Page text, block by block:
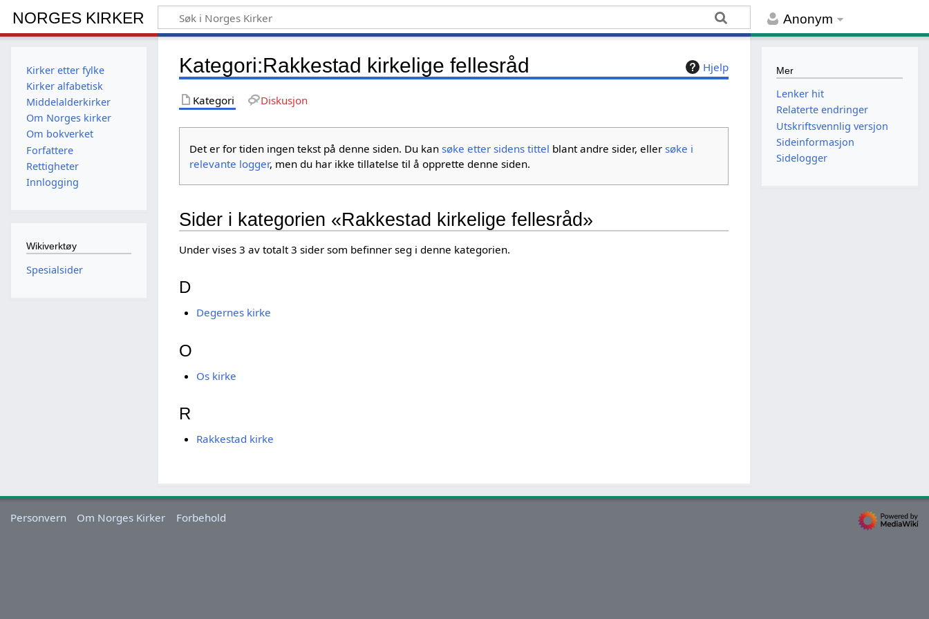
Anonym
NORGES KIRKER
Hjelp
Kategori:Rakkestad kirkelige fellesråd
Kategori Diskusjon
Det er for tiden ingen tekst på denne siden. Du kansøke etter sidens tittel blant andre sider, ellersøke i
relevante logger, men du har ikke tillatelse til å opprette denne siden.
Sider i kategorien «Rakkestad kirkelige fellesråd»
Under vises 3 av totalt 3 sider som befinner seg i denne kategorien.
D
Degernes kirke
O
Os kirke
R
Rakkestad kirke
Kirker etter fylke
Kirker alfabetisk
Middelalderkirker
Om Norges kirker
Om bokverket
Forfattere
Rettigheter
Innlogging
Wikiverktøy
Spesialsider
Mer
Lenker hit
Relaterte endringer
Utskriftsvennlig versjon
Sideinformasjon
Sidelogger
Personvern Om Norges Kirker Forbehold